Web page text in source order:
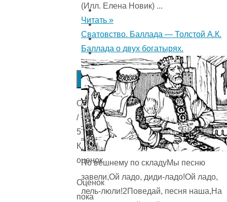
Submit
Rating
Оценка
/
5.
Количестов
оценок
Оценок
пока
(Илл. Елена Новик) ...
Читать »
Сватовство. Баллада — Толстой А.К.
Баллада о двух богатырях.
По вешнему по складуМы песню
завели,Ой ладо, диди-ладо!Ой ладо,
лель-люли!2Поведай, песня наша,На